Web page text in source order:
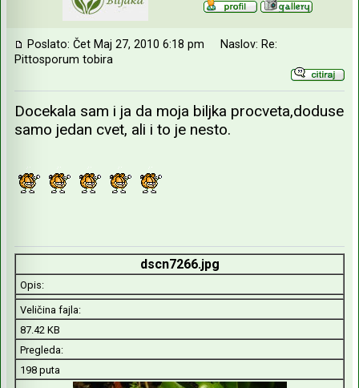
Poslato: Čet Maj 27, 2010 6:18 pm
Naslov: Re:
Pittosporum tobira
Docekala sam i ja da moja biljka procveta,doduse
samo jedan cvet, ali i to je nesto.
dscn7266.jpg
Opis:
Veličina fajla:
87.42 KB
Pregleda:
198 puta